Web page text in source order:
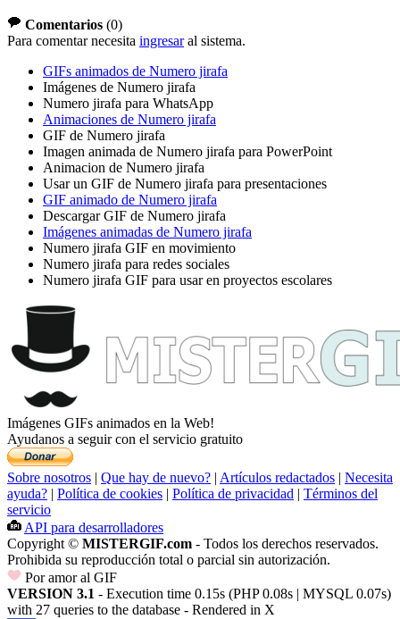
Comentarios (0)
Para comentar necesita ingresaral sistema.
GIFs animados de Numero jirafa
Imágenes de Numero jirafa
Numero jirafa para WhatsApp
Animaciones de Numero jirafa
GIF de Numero jirafa
Imagen animada de Numero jirafa para PowerPoint
Animacion de Numero jirafa
Usar un GIF de Numero jirafa para presentaciones
GIF animado de Numero jirafa
Descargar GIF de Numero jirafa
Imágenes animadas de Numero jirafa
Numero jirafa GIF en movimiento
Numero jirafa para redes sociales
Numero jirafa GIF para usar en proyectos escolares
Imágenes GIFs animados en la Web!
Ayudanos a seguir con el servicio gratuito
Sobre nosotros | Que hay de nuevo? | Artículos redactados | Necesita
ayuda? | Política de cookies | Política de privacidad | Términos del
servicio
API para desarrolladores
Copyright © MISTERGIF.com - Todos los derechos reservados.
Prohibida su reproducción total o parcial sin autorización.
Por amor al GIF
VERSION 3.1 - Execution time 0.15s (PHP 0.08s | MYSQL 0.07s)
with 27 queries to the database - Rendered in X